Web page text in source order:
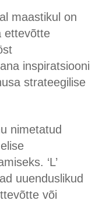
maastikul on
ettevõtte
inspiratsiooni
strateegilise
nimetatud
‘L’
uuenduslikud
või